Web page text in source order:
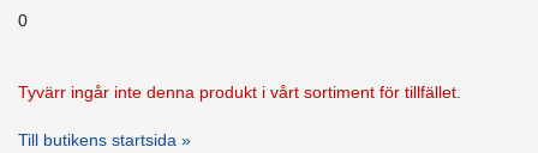
0
Tyvärr ingår inte denna produkt i vårt sortiment för tillfället.
Till butikens startsida »